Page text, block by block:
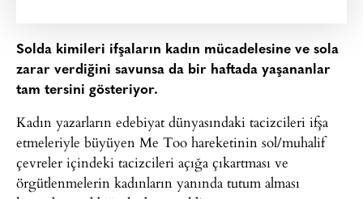
Solda kimileri ifşaların kadın mücadelesine ve sola
zarar verdiğini savunsa da bir haftada yaşananlar
tam tersini gösteriyor.
Kadın yazarların edebiyat dünyasındaki tacizcileri ifşa
etmeleriyle büyüyen Me Too hareketinin sol/muhalif
çevreler içindeki tacizcileri açığa çıkartması ve
örgütlenmelerin kadınların yanında tutum alması